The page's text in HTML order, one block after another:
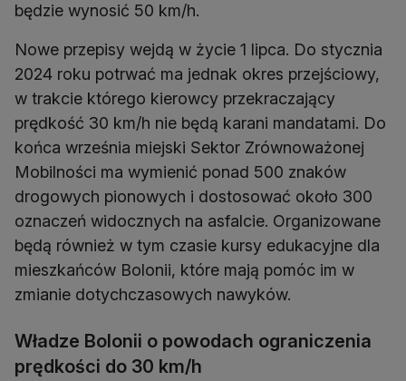
będzie wynosić 50 km/h.
Nowe przepisy wejdą w życie 1 lipca. Do stycznia
2024 roku potrwać ma jednak okres przejściowy,
w trakcie którego kierowcy przekraczający
prędkość 30 km/h nie będą karani mandatami. Do
końca września miejski Sektor Zrównoważonej
Mobilności ma wymienić ponad 500 znaków
drogowych pionowych i dostosować około 300
oznaczeń widocznych na asfalcie. Organizowane
będą również w tym czasie kursy edukacyjne dla
mieszkańców Bolonii, które mają pomóc im w
zmianie dotychczasowych nawyków.
Władze Bolonii o powodach ograniczenia
prędkości do 30 km/h